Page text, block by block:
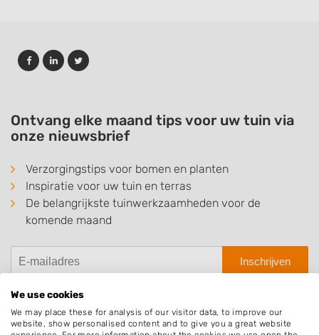
Ontvang elke maand tips voor uw tuin via
onze nieuwsbrief
Verzorgingstips voor bomen en planten
Inspiratie voor uw tuin en terras
De belangrijkste tuinwerkzaamheden voor de
komende maand
Inschrijven
We use cookies
We may place these for analysis of our visitor data, to improve our
website, show personalised content and to give you a great website